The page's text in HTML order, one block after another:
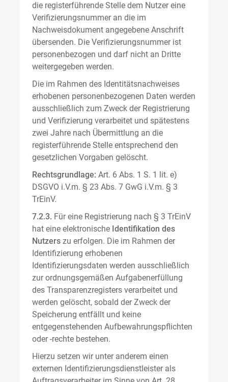
die registerführende Stelle dem Nutzer eine
Verifizierungsnummer an die im
Nachweisdokument angegebene Anschrift
übersenden. Die Verifizierungsnummer ist
personenbezogen und darf nicht an Dritte
weitergegeben werden.
Die im Rahmen des Identitätsnachweises
erhobenen personenbezogenen Daten werden
ausschließlich zum Zweck der Registrierung
und Verifizierung verarbeitet und spätestens
zwei Jahre nach Übermittlung an die
registerführende Stelle entsprechend den
gesetzlichen Vorgaben gelöscht.
Rechtsgrundlage: Art. 6 Abs. 1 S. 1 lit. e)
DSGVO i.V.m. § 23 Abs. 7 GwG i.V.m. § 3
TrEinV.
7.2.3. Für eine Registrierung nach § 3 TrEinV
hat eine elektronische Identifikation des
Nutzers zu erfolgen. Die im Rahmen der
Identifizierung erhobenen
Identifizierungsdaten werden ausschließlich
zur ordnungsgemäßen Aufgabenerfüllung
des Transparenzregisters verarbeitet und
werden gelöscht, sobald der Zweck der
Speicherung entfällt und keine
entgegenstehenden Aufbewahrungspflichten
oder -rechte bestehen.
Hierzu setzen wir unter anderem einen
externen Identifizierungsdienstleister als